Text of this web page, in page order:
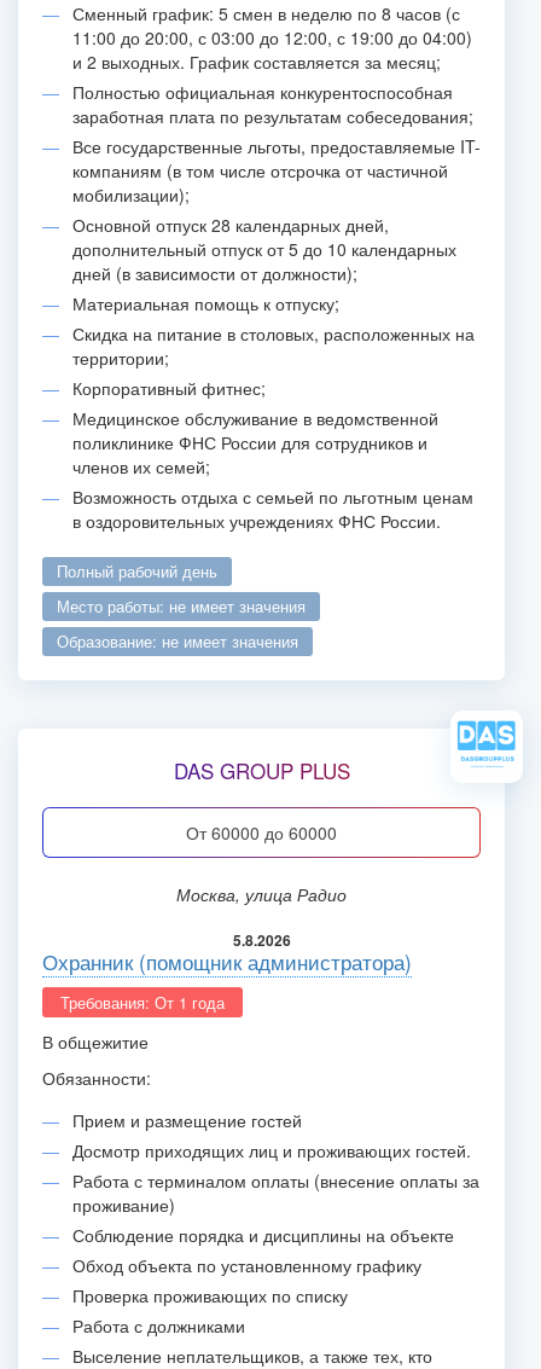
Сменный график: 5 смен в неделю по 8 часов (с
11:00 до 20:00, с 03:00 до 12:00, с 19:00 до 04:00)
и 2 выходных. График составляется за месяц;
Полностью официальная конкурентоспособная
заработная плата по результатам собеседования;
Все государственные льготы, предоставляемые IT-
компаниям (в том числе отсрочка от частичной
мобилизации);
Основной отпуск 28 календарных дней,
дополнительный отпуск от 5 до 10 календарных
дней (в зависимости от должности);
Материальная помощь к отпуску;
Скидка на питание в столовых, расположенных на
территории;
Корпоративный фитнес;
Медицинское обслуживание в ведомственной
поликлинике ФНС России для сотрудников и
членов их семей;
Возможность отдыха с семьей по льготным ценам
в оздоровительных учреждениях ФНС России.
полный рабочий день
место работы: не имеет значения
образование: не имеет значения
DAS GROUP PLUS
от 60000 до 60000
Москва, улица Радио
5.8.2026
Охранник (помощник администратора)
Требования: От 1 года
В общежитие
Обязанности:
Прием и размещение гостей
Досмотр приходящих лиц и проживающих гостей.
Работа с терминалом оплаты (внесение оплаты за
проживание)
Соблюдение порядка и дисциплины на объекте
Обход объекта по установленному графику
Проверка проживающих по списку
Работа с должниками
Выселение неплательщиков, а также тех, кто